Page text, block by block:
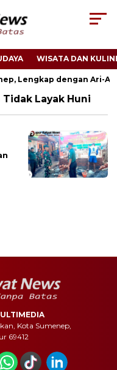
WISATA DAN
Lengkap dengan Ari-Ari
Layak Huni
Kota Sumenep,
69412